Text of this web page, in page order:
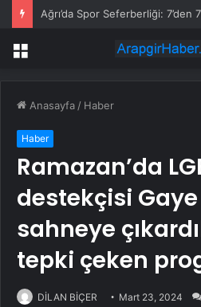
Menü
Anasayfa / Haber
Haber
Ramazan’da
destekçisi Gaye
sahneye
tepki çeken
DİLAN BİÇER Mart 23, 2024